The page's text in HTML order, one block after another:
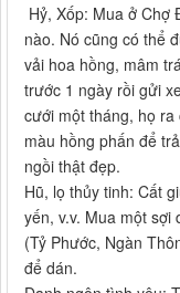
Hỷ, Xốp: Mua ở Chợ
nào. Nó cũng có thể
vải hoa hồng, mâm
trước 1 ngày rồi gửi
cưới một tháng, họ
màu hồng phấn để
ngồi thật đẹp.
Hũ, lọ thủy tinh: Cất
yến, v.v. Mua một
(Tỷ Phước, Ngàn
để dán.